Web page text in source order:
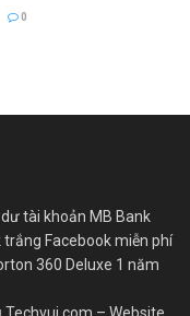
0
tài khoản MB Bank
Facebook miễn phí
360 Deluxe 1 năm
Techvui.com – Website